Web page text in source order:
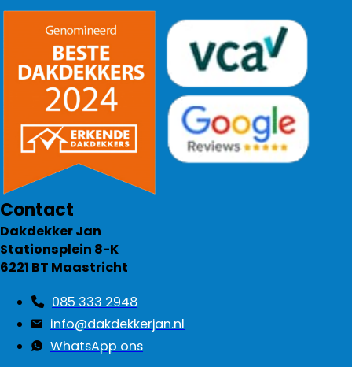
Contact
Dakdekker Jan
Stationsplein 8-K
6221 BT Maastricht
085 333 2948
info@dakdekkerjan.nl
WhatsApp ons